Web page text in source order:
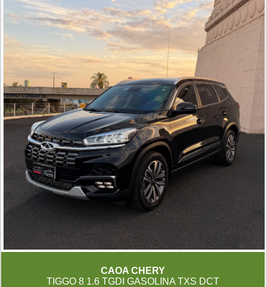
CAOA CHERY
TIGGO 8 1.6 TGDI GASOLINA TXS DCT